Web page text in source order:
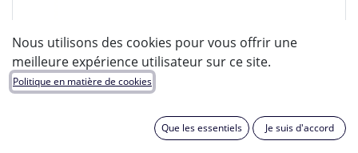
Nous utilisons des cookies pour vous offrir une
meilleure expérience utilisateur sur ce site.
Politique en matière de cookies
Que les essentiels Je suis d'accord